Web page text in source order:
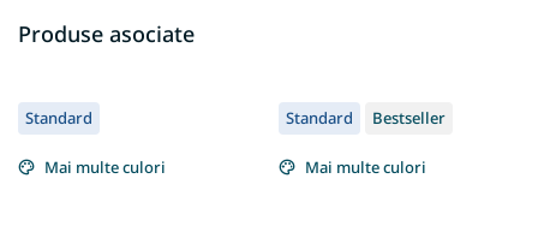
Produse asociate
Standard
Mai multe culori
Standard Bestseller
Mai multe culori